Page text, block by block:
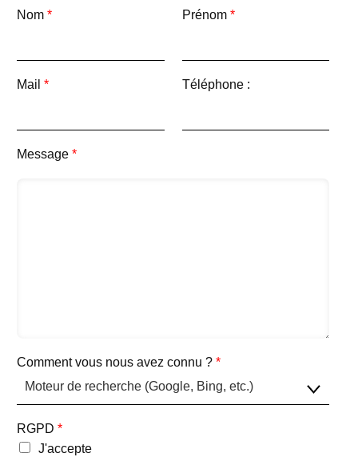
Nom * Prénom *
Mail * Téléphone :
Message *
Comment vous nous avez connu ? *
RGPD *
J'accepte